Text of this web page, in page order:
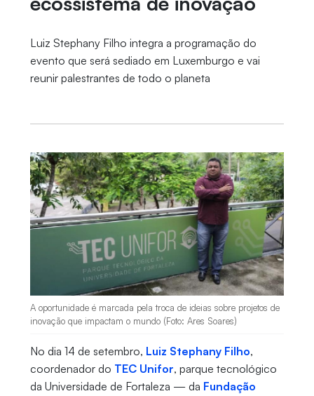
Luiz Stephany Filho integra a programação do
evento que será sediado em Luxemburgo e vai
reunir palestrantes de todo o planeta
A oportunidade é marcada pela troca de ideias sobre projetos de
inovação que impactam o mundo (Foto: Ares Soares)
No dia 14 de setembro, Luiz Stephany Filho,
coordenador do TEC Unifor, parque tecnológico
da Universidade de Fortaleza — da Fundação